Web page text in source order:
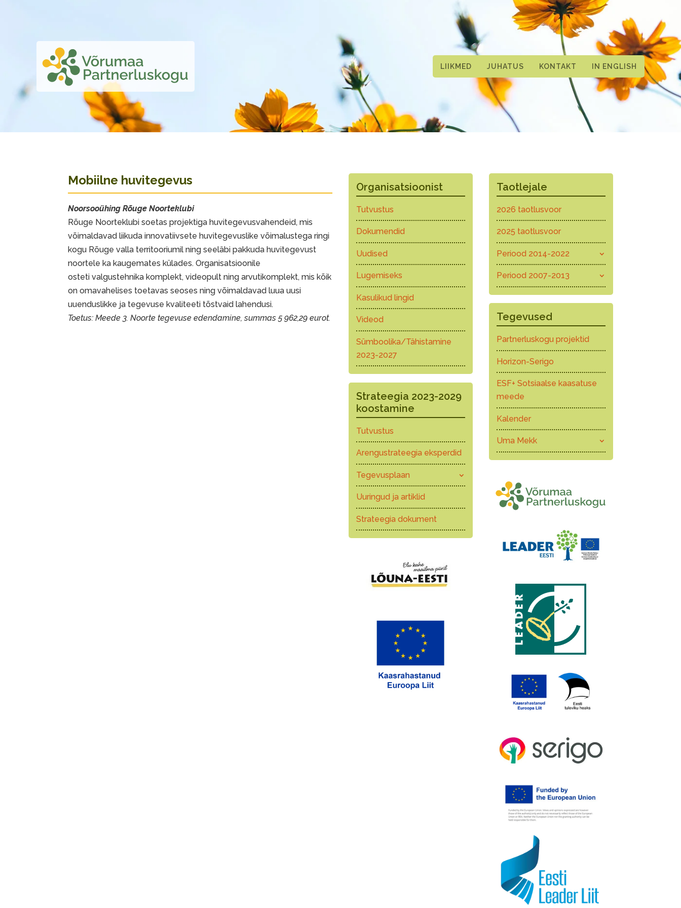
LIIKMED JUHATUS KONTAKT IN ENGLISH
Mobiilne huvitegevus
Noorsooühing Rõuge Noorteklubi
Rõuge Noorteklubi soetas projektiga huvitegevusvahendeid, mis
võimaldavad liikuda innovatiivsete huvitegevuslike võimalustega ringi
kogu Rõuge valla territooriumil ning seeläbi pakkuda huvitegevust
noortele ka kaugemates külades. Organisatsioonile
osteti valgustehnika komplekt, videopult ning arvutikomplekt, mis kõik
on omavahelises toetavas seoses ning võimaldavad luua uusi
uuenduslikke ja tegevuse kvaliteeti tõstvaid lahendusi.
Toetus: Meede 3. Noorte tegevuse edendamine, summas 5 962,29 eurot.
Organisatsioonist
Tutvustus
Dokumendid
Uudised
Lugemiseks
Kasulikud lingid
Videod
Sümboolika/Tähistamine
2023-2027
Strateegia 2023-2029
koostamine
Tutvustus
Arengustrateegia eksperdid
Tegevusplaan
Uuringud ja artiklid
Strateegia dokument
Taotlejale
2026 taotlusvoor
2025 taotlusvoor
Periood 2014-2022
Periood 2007-2013
Tegevused
Partnerluskogu projektid
Horizon-Serigo
ESF+ Sotsiaalse kaasatuse
meede
Kalender
Uma Mekk